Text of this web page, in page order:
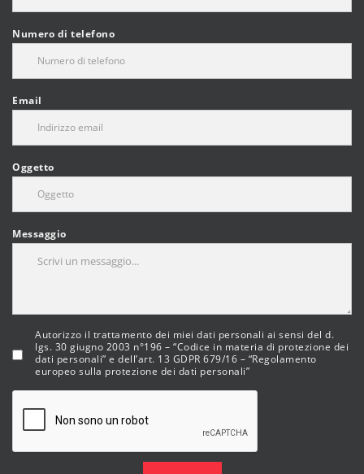
Numero di telefono
Email
Oggetto
Messaggio
Autorizzo il trattamento dei miei dati personali ai sensi del d.
lgs. 30 giugno 2003 n°196 – “Codice in materia di protezione dei
dati personali” e dell’art. 13 GDPR 679/16 – “Regolamento
europeo sulla protezione dei dati personali”